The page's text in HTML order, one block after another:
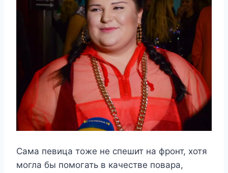
Сама певица тоже не спешит на фронт, хотя
могла бы помогать в качестве повара,